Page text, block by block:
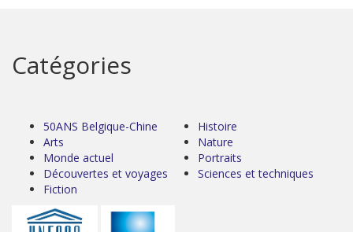
Catégories
50ANS Belgique-Chine
Arts
Monde actuel
Découvertes et voyages
Fiction
Histoire
Nature
Portraits
Sciences et techniques